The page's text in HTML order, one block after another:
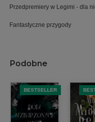
Przedpremiery w Legimi - dla
Fantastyczne przygody
Podobne
BESTSELLER